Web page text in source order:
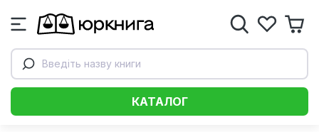
Введіть назву книги
КАТАЛОГ